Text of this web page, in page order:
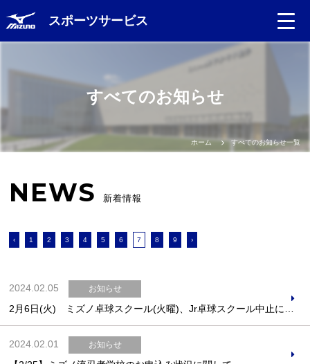
スポーツサービス
Language
日本語
한글
Portugues
すべてのお知らせ
ホーム すべてのお知らせ一覧
NEWS 新着情報
‹ 1 2 3 4 5 6 7 8 9 ›
2024.02.05 お知らせ
2024.02.01 お知らせ